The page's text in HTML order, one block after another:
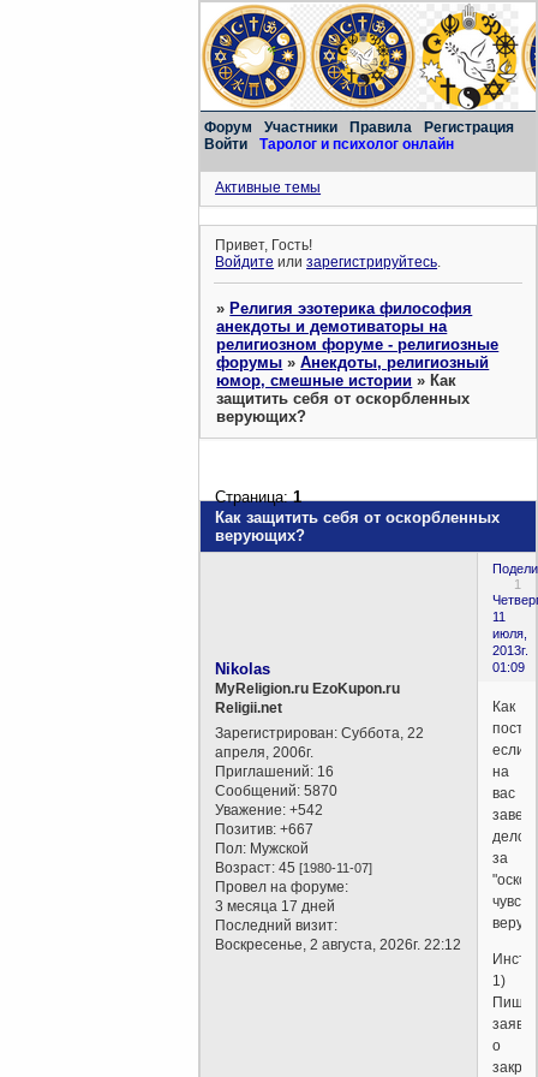
Форум Участники Правила
Регистрация
Войти
Таролог и психолог онлайн
Активные темы
Привет, Гость!
Войдите илизарегистрируйтесь.
»Религия эзотерика философия
анекдоты и демотиваторы на
религиозном форуме - религиозные
форумы »Анекдоты, религиозный
юмор, смешные истории »Как
защитить себя от оскорбленных
верующих?
Как защитить себя от оскорбленных
верующих?
Страница:1
1
11
июля,
2013г.
01:09
Nikolas
MyReligion.ru EzoKupon.ru
Religii.net
Зарегистрирован: Суббота, 22
апреля, 2006г.
Приглашений: 16
Сообщений: 5870
Уважение: +542
Позитив: +667
Пол: Мужской
Возраст: 45[1980-11-07]
Провел на форуме:
3 месяца 17 дней
Последний визит:
Воскресенье, 2 августа, 2026г. 22:12
Как
если
на
вас
дело
за
чувств
1)
о